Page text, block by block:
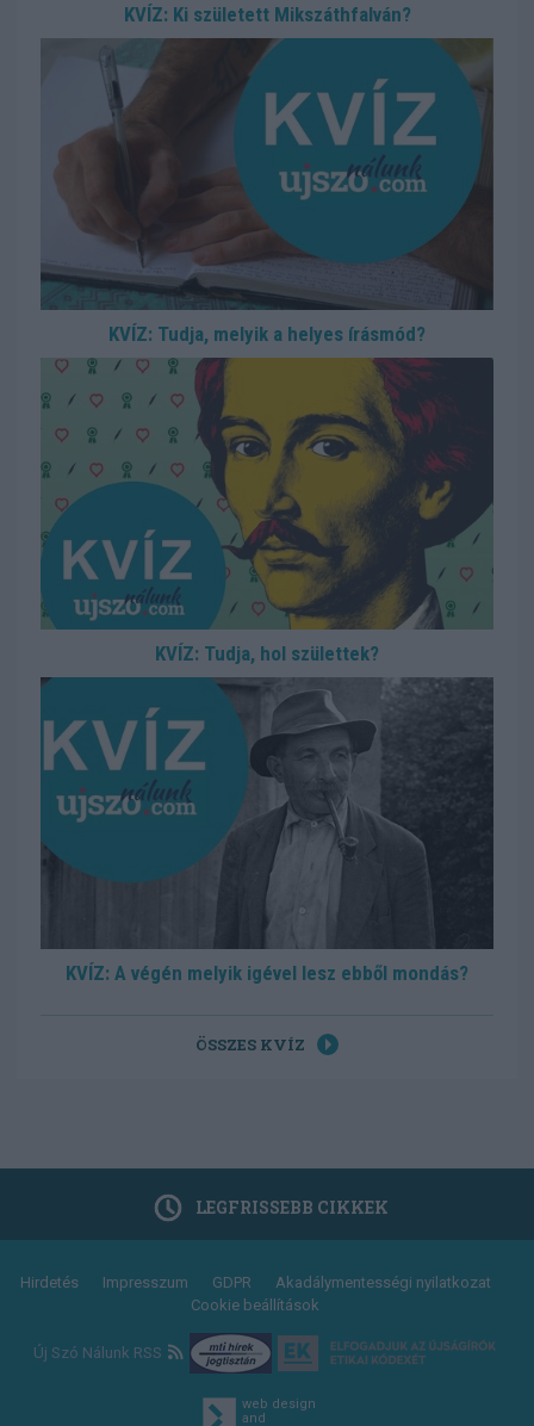
KVÍZ: Ki született Mikszáthfalván?
KVÍZ: Tudja, melyik a helyes írásmód?
KVÍZ: Tudja, hol születtek?
KVÍZ: A végén melyik igével lesz ebből mondás?
ÖSSZES KVÍZ
LEGFRISSEBB CIKKEK
Footer
Hirdetés Impresszum GDPR
Akadálymentességi nyilatkozat
Cookie beállítások
Új Szó Nálunk RSS
web design
and